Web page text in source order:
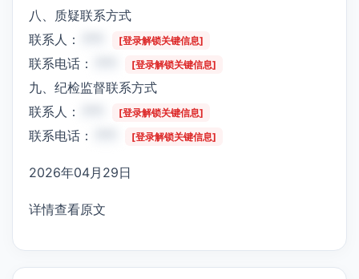
八、质疑联系方式
联系人：
[登录解锁关键信息]
联系电话： [登录解锁关键信息]
九、纪检监督联系方式
联系人：
[登录解锁关键信息]
联系电话： [登录解锁关键信息]
2026年04月29日
详情查看原文